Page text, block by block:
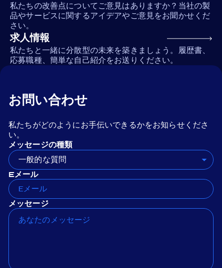
私たちの改善点についてご意見はありますか？当社の製
品やサービスに関するアイデアやご意見をお聞かせくだ
さい。
求人情報
私たちと一緒に分散型の未来を築きましょう。履歴書、
応募職種、簡単な自己紹介をお送りください。
お問い合わせ
私たちがどのようにお手伝いできるかをお知らせくださ
い。
メッセージの種類
一般的な質問
Eメール
メッセージ